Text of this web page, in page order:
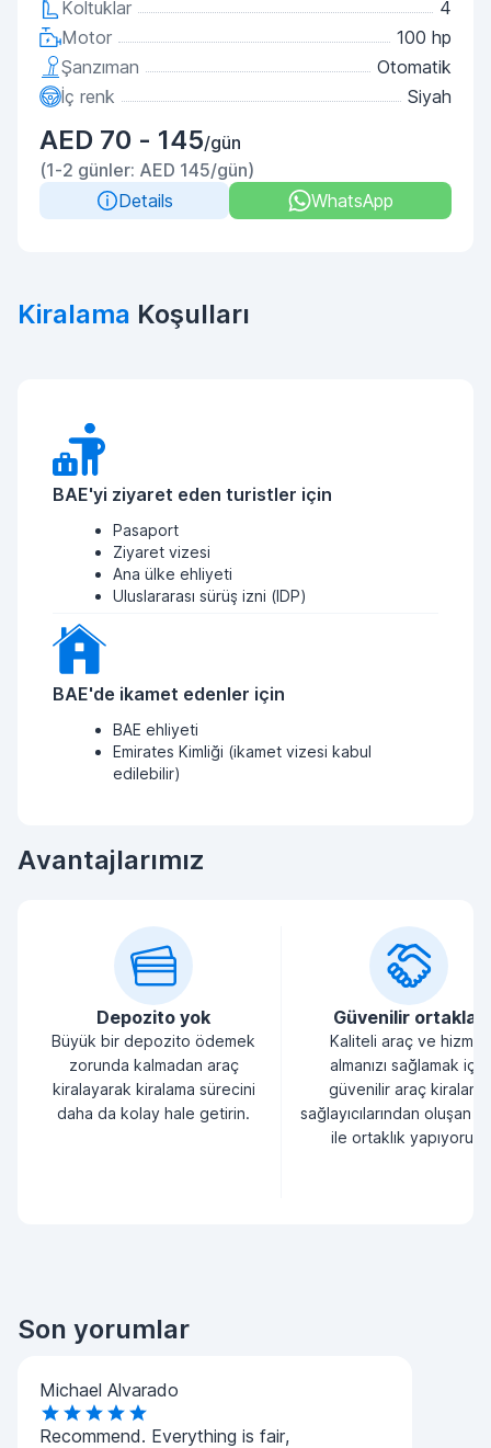
Koltuklar
4
Motor
100 hp
Şanzıman
Otomatik
İç renk
Siyah
AED 70 - 145/gün
(1-2 günler: AED 145/gün)
Details
WhatsApp
Kiralama Koşulları
BAE'yi ziyaret eden turistler için
Pasaport
Ziyaret vizesi
Ana ülke ehliyeti
Uluslararası sürüş izni (IDP)
BAE'de ikamet edenler için
BAE ehliyeti
Emirates Kimliği (ikamet vizesi kabul
edilebilir)
Avantajlarımız
Depozito yok
Büyük bir depozito ödemek
zorunda kalmadan araç
kiralayarak kiralama sürecini
daha da kolay hale getirin.
Güvenilir ortaklar
Kaliteli araç ve hizmet
almanızı sağlamak için
güvenilir araç kiralama
sağlayıcılarından oluşan
ile ortaklık yapıyoruz.
Son yorumlar
Michael Alvarado
Recommend. Everything is fair,